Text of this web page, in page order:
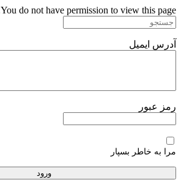
پرش
به
You do not have permission to view this page.
آدرس ایمیل
رمز عبور
مرا به خاطر بسپار